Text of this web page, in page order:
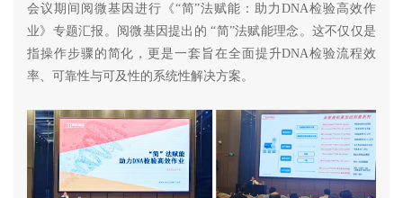
会议期间阅微基因进行《“简”法赋能：助力DNA检验高效作
业》专题汇报。阅微基因提出的 “简”法赋能理念。这不仅仅是
指操作步骤的简化，更是一套旨在全面提升DNA检验流程效
率、可靠性与可及性的系统性解决方案。